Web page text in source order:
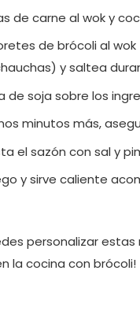
de carne al wok y
de brócoli al
y saltea
de soja sobre los
minutos más,
el sazón con sal y
y sirve caliente
personalizar
la cocina con brócoli!